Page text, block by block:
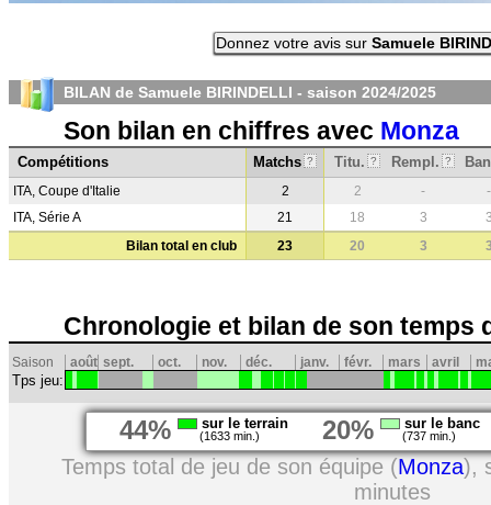
Donnez votre avis sur Samuele
BILAN de Samuele BIRINDELLI - saison 2024/2025
Son bilan en chiffres avec Monza
Compétitions Matchs ? Titu. ? Rempl. ?
ITA, Coupe d'Italie 2 2 -
-
ITA, Série A
21 18 3
Bilan total en club
23 20 3
Chronologie et bilan de son temps
Saison août sept. oct. nov. déc. janv. févr. mars avril
Tps jeu:
44% sur le terrain
(1633 min.) 20% sur le banc
(737 min.)
Temps total de jeu de son équipe (Monza),
minutes